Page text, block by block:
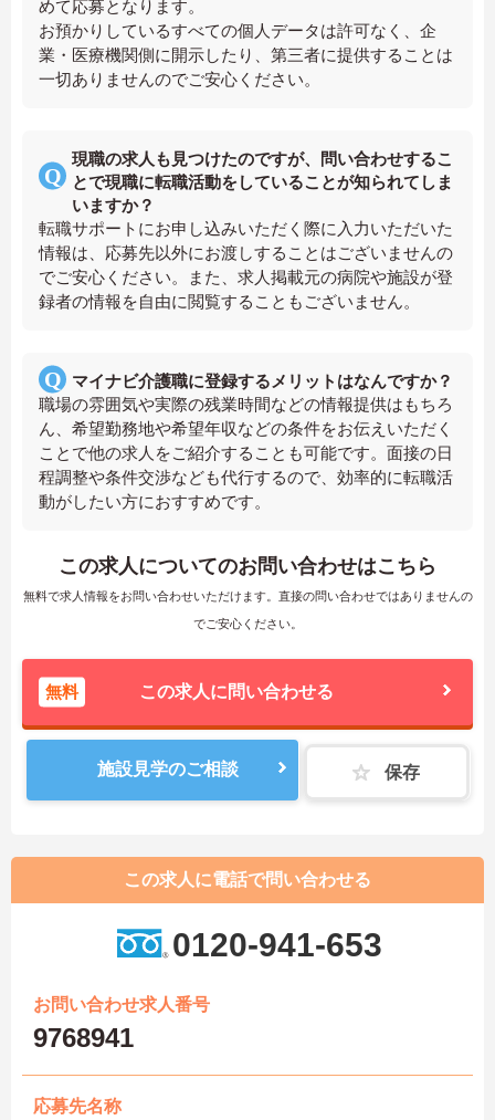
めて応募となります。
お預かりしているすべての個人データは許可なく、企
業・医療機関側に開示したり、第三者に提供することは
一切ありませんのでご安心ください。
現職の求人も見つけたのですが、問い合わせするこ
とで現職に転職活動をしていることが知られてしま
いますか？
転職サポートにお申し込みいただく際に入力いただいた
情報は、応募先以外にお渡しすることはございませんの
でご安心ください。また、求人掲載元の病院や施設が登
録者の情報を自由に閲覧することもございません。
マイナビ介護職に登録するメリットはなんですか？
職場の雰囲気や実際の残業時間などの情報提供はもちろ
ん、希望勤務地や希望年収などの条件をお伝えいただく
ことで他の求人をご紹介することも可能です。面接の日
程調整や条件交渉なども代行するので、効率的に転職活
動がしたい方におすすめです。
この求人についてのお問い合わせはこちら
無料で求人情報をお問い合わせいただけます。直接の問い合わせではありませんの
でご安心ください。
無料 この求人に問い合わせる
施設見学のご相談 保存
この求人に電話で問い合わせる
0120-941-653
お問い合わせ求人番号
9768941
応募先名称